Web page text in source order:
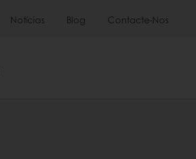
Notícias Blog Contacte-Nos